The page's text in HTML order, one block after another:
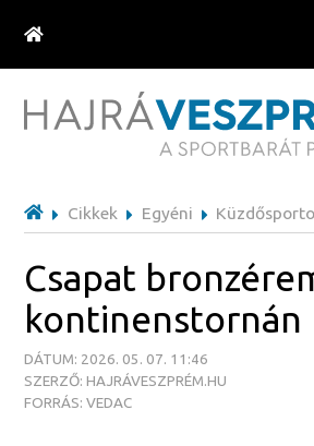
Cikkek Egyéni
Csapat
kontinenstornán
DÁTUM: 2026. 05. 07. 11:46
SZERZŐ: HAJRÁVESZPRÉM.HU
FORRÁS: VEDAC